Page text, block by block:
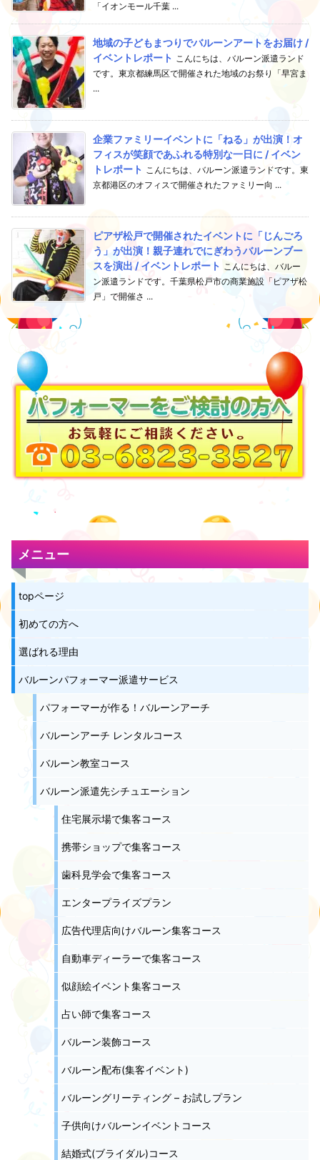
「イオンモール千葉 ...
地域の子どもまつりでバルーンアートをお届け /
イベントレポート
こんにちは、バルーン派遣ランド
です。東京都練馬区で開催された地域のお祭り「早宮ま
...
企業ファミリーイベントに「ねる」が出演！オ
フィスが笑顔であふれる特別な一日に / イベン
トレポート
こんにちは、バルーン派遣ランドです。東
京都港区のオフィスで開催されたファミリー向 ...
ピアザ松戸で開催されたイベントに「じんごろ
う」が出演！親子連れでにぎわうバルーンブー
スを演出 / イベントレポート
こんにちは、バルー
ン派遣ランドです。千葉県松戸市の商業施設「ピアザ松
戸」で開催さ ...
メニュー
topページ
初めての方へ
選ばれる理由
バルーンパフォーマー派遣サービス
パフォーマーが作る！バルーンアーチ
バルーンアーチ レンタルコース
バルーン教室コース
バルーン派遣先シチュエーション
住宅展示場で集客コース
携帯ショップで集客コース
歯科見学会で集客コース
エンタープライズプラン
広告代理店向けバルーン集客コース
自動車ディーラーで集客コース
似顔絵イベント集客コース
占い師で集客コース
バルーン装飾コース
バルーン配布(集客イベント)
バルーングリーティング – お試しプラン
子供向けバルーンイベントコース
結婚式(ブライダル)コース